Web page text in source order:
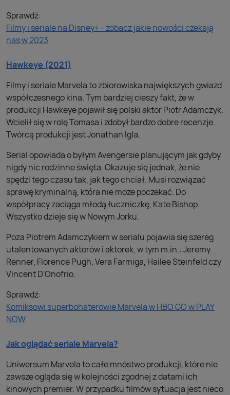
Sprawdź:
Filmy i seriale na Disney+ - zobacz jakie nowości czekają
nas w 2023
Hawkeye (2021)
Filmy i seriale Marvela to zbiorowiska największych gwiazd
współczesnego kina. Tym bardziej cieszy fakt, że w
produkcji Hawkeye pojawił się polski aktor Piotr Adamczyk.
Wcielił się w rolę Tomasa i zdobył bardzo dobre recenzje.
Twórcą produkcji jest Jonathan Igla.
Serial opowiada o byłym Avengersie planującym jak gdyby
nigdy nic rodzinne święta. Okazuje się jednak, że nie
spędzi tego czasu tak, jak tego chciał. Musi rozwiązać
sprawę kryminalną, która nie może poczekać. Do
współpracy zaciąga młodą łuczniczkę, Kate Bishop.
Wszystko dzieje się w Nowym Jorku.
Poza Piotrem Adamczykiem w serialu pojawia się szereg
utalentowanych aktorów i aktorek, w tym m.in.: Jeremy
Renner, Florence Pugh, Vera Farmiga, Hailee Steinfeld czy
Vincent D'Onofrio.
Sprawdź:
Komiksowi superbohaterowie Marvela w HBO GO w PLAY
NOW
Jak oglądać seriale Marvela?
Uniwersum Marvela to całe mnóstwo produkcji, które nie
zawsze ogląda się w kolejności zgodnej z datami ich
kinowych premier. W przypadku filmów sytuacja jest nieco